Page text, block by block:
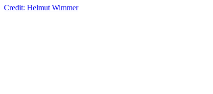
Credit: Helmut Wimmer